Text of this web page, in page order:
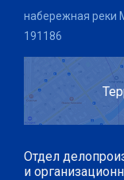
набережная реки
191186
Отдел
и